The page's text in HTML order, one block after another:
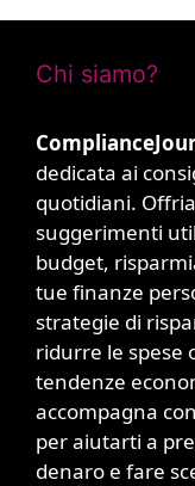
Chi siamo?
dedicata ai
quotidiani.
suggerimenti
budget,
tue finanze
strategie di
ridurre le spese
tendenze
accompagna
per aiutarti a
denaro e fare